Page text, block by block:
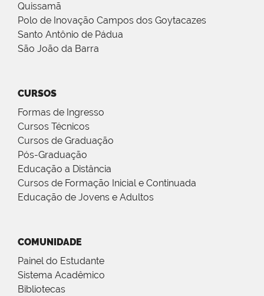
Quissamã
Polo de Inovação Campos dos Goytacazes
Santo Antônio de Pádua
São João da Barra
CURSOS
Formas de Ingresso
Cursos Técnicos
Cursos de Graduação
Pós-Graduação
Educação a Distância
Cursos de Formação Inicial e Continuada
Educação de Jovens e Adultos
COMUNIDADE
Painel do Estudante
Sistema Acadêmico
Bibliotecas